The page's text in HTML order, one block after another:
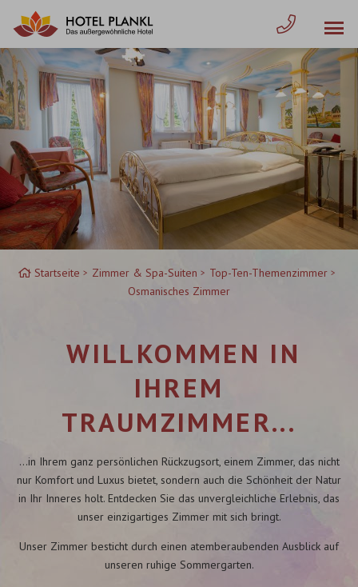
Zum
Inhalt
springen
Startseite Zimmer & Spa-Suiten
Top-Ten-Themenzimmer
Osmanisches Zimmer
WILLKOMMEN IN
IHREM
TRAUMZIMMER...
…in Ihrem ganz persönlichen Rückzugsort, einem Zimmer, das nicht
nur Komfort und Luxus bietet, sondern auch die Schönheit der Natur
in Ihr Inneres holt. Entdecken Sie das unvergleichliche Erlebnis, das
unser einzigartiges Zimmer mit sich bringt.
Unser Zimmer besticht durch einen atemberaubenden Ausblick auf
unseren ruhige Sommergarten.